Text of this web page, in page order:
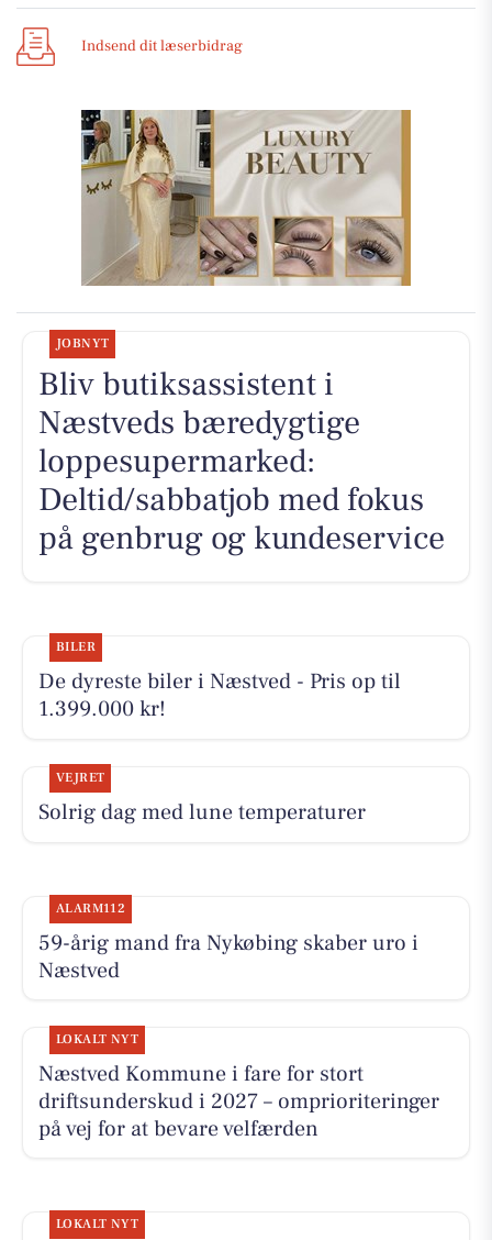
Indsend dit læserbidrag
JOBNYT
Bliv butiksassistent i
Næstveds bæredygtige
loppesupermarked:
Deltid/sabbatjob med fokus
på genbrug og kundeservice
BILER
De dyreste biler i Næstved - Pris op til
1.399.000 kr!
VEJRET
Solrig dag med lune temperaturer
ALARM112
59-årig mand fra Nykøbing skaber uro i
Næstved
LOKALT NYT
Næstved Kommune i fare for stort
driftsunderskud i 2027 – omprioriteringer
på vej for at bevare velfærden
LOKALT NYT